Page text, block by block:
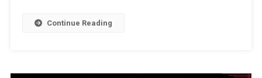
Continue Reading